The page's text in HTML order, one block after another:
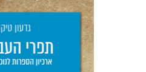
גדעון טיקוצקי